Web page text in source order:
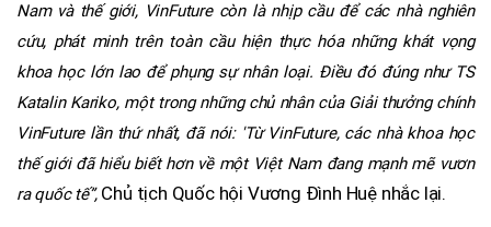
Nam và thế giới, VinFuture còn là nhịp cầu để các nhà nghiên
cứu, phát minh trên toàn cầu hiện thực hóa những khát vọng
khoa học lớn lao để phụng sự nhân loại. Điều đó đúng như TS
Katalin Kariko, một trong những chủ nhân của Giải thưởng chính
VinFuture lần thứ nhất, đã nói: 'Từ VinFuture, các nhà khoa học
thế giới đã hiểu biết hơn về một Việt Nam đang mạnh mẽ vươn
ra quốc tế”,Chủ tịch Quốc hội Vương Đình Huệ nhắc lại.